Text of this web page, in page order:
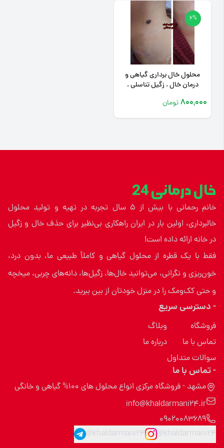
6%
محلول خال برداری گیاهی و
درمان خال ، زگیل تناسلی ،
800,000 تومان
خال درمانی 24
خانم رحمانی با بیش از ۵ سال تجربه در تهیه و تولید محلول
خالبرداری، اولین بار در ایران راهکاری بی‌نظیر برای حذف خال و زگیل
در خانه ارائه داده است!
فقط با یک قطره از محلول گیاهی و کاملاً طبیعی ما، بدون درد،
خون‌ریزی و نگرانی، می‌توانید خال‌ها، زگیل‌ها، دانه‌های چربی، میخچه
و حتی کک‌ومک را در منزل خودتان از بین ببرید.
- دسترسی سریع
فروشگاه
تماس با ما
سوالات متداول
وبلاگ
درباره ما
- تماس با ما
مشهد - فروشگاه مرکزی انواع محلول های 100% گیاهی و خانگی
info@khaldarmani24.ir
09020083689
@khaldarmani24
@khaldarmani24